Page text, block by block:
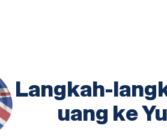
Langkah-
uang ke